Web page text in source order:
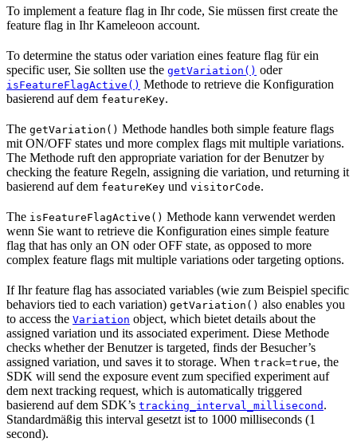
To implement a feature flag in Ihr code, Sie müssen first create the
feature flag in Ihr Kameleoon account.
To determine the status oder variation eines feature flag für ein
specific user, Sie sollten use the getVariation() oder
isFeatureFlagActive() Methode to retrieve die Konfiguration
basierend auf dem featureKey.
The getVariation() Methode handles both simple feature flags
mit ON/OFF states und more complex flags mit multiple variations.
The Methode ruft den appropriate variation for der Benutzer by
checking the feature Regeln, assigning die variation, und returning it
basierend auf dem featureKey und visitorCode.
The isFeatureFlagActive() Methode kann verwendet werden
wenn Sie want to retrieve die Konfiguration eines simple feature
flag that has only an ON oder OFF state, as opposed to more
complex feature flags mit multiple variations oder targeting options.
If Ihr feature flag has associated variables (wie zum Beispiel specific
behaviors tied to each variation) getVariation() also enables you
to access the Variation object, which bietet details about the
assigned variation und its associated experiment. Diese Methode
checks whether der Benutzer is targeted, finds der Besucher’s
assigned variation, und saves it to storage. When track=true, the
SDK will send the exposure event zum specified experiment auf
dem next tracking request, which is automatically triggered
basierend auf dem SDK’s tracking_interval_millisecond .
Standardmäßig this interval gesetzt ist to 1000 milliseconds (1
second).